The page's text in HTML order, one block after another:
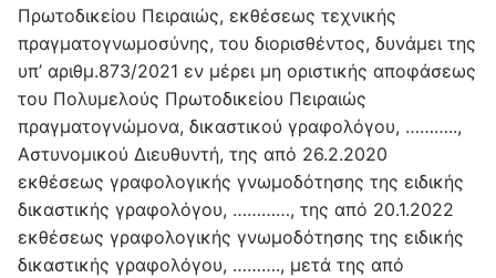
Πρωτοδικείου Πειραιώς, εκθέσεως τεχνικής
πραγματογνωμοσύνης, του διορισθέντος, δυνάμει της
υπ’ αριθμ.873/2021 εν μέρει μη οριστικής αποφάσεως
του Πολυμελούς Πρωτοδικείου Πειραιώς
πραγματογνώμονα, δικαστικού γραφολόγου, ………..,
Αστυνομικού Διευθυντή, της από 26.2.2020
εκθέσεως γραφολογικής γνωμοδότησης της ειδικής
δικαστικής γραφολόγου, …………, της από 20.1.2022
εκθέσεως γραφολογικής γνωμοδότησης της ειδικής
δικαστικής γραφολόγου, ………., μετά της από